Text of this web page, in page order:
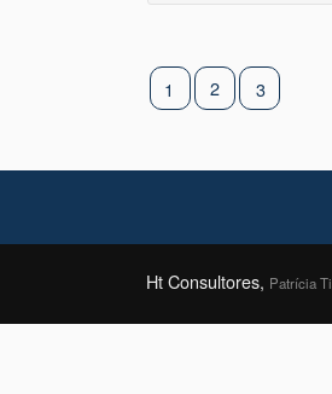
1 2 3
Ht Consultores, Patrícia